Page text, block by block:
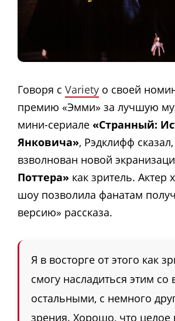
Говоря с Variety о своей
премию «Эмми» за лучшую
мини-сериале «Странный:
Янковича», Рэдклифф
взволнован новой
Поттера» как зритель. Актер
шоу позволила фанатам
версию» рассказа.
Я в восторге от этого как
смогу насладиться этим со
остальными, с немного
зрения. Хорошо, что целое